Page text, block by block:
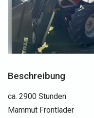
Beschreibung
ca. 2900 Stunden
Mammut Frontlader